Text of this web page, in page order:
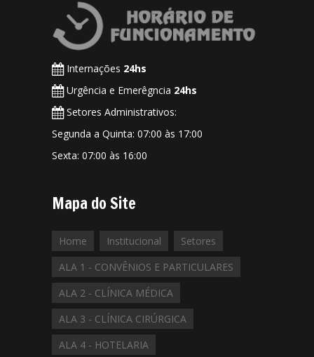
Internações 24hs
Urgência e Emerêgncia 24hs
Setores Administrativos:
Segunda a Quinta: 07:00 às 17:00
Sexta: 07:00 às 16:00
Mapa do Site
Home Institucional
Setores
ALA 1 - CONVÊNIOS E PARTICULARES
ALA 2 - CLÍNICA MÉDICA
ALA 3 - CLÍNICA CIRÚRGICA
ALA 4 - HOTELARIA